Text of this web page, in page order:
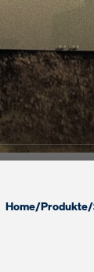
Home/Produkte/